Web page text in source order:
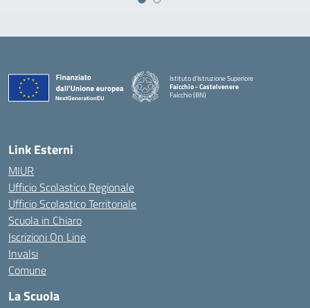
Istituto d'Istruzione Superiore
Faicchio - Castelvenere
Faicchio (BN)
Link Esterni
MIUR
Ufficio Scolastico Regionale
Ufficio Scolastico Territoriale
Scuola in Chiaro
Iscrizioni On Line
Invalsi
Comune
La Scuola